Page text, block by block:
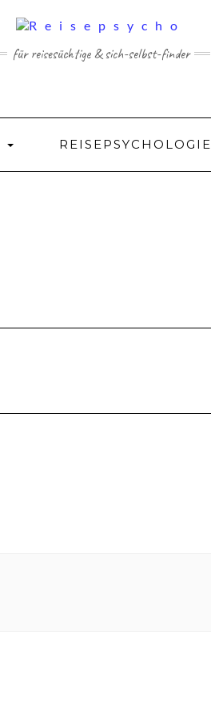
für reisesüchtige & sich-selbst-finder
REISEPSYCHOLOGIE